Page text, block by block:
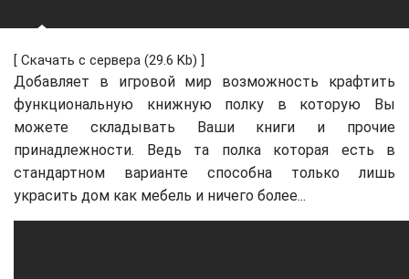
[ Скачать с сервера (29.6 Kb) ]
Добавляет в игровой мир возможность крафтить
функциональную книжную полку в которую Вы
можете складывать Ваши книги и прочие
принадлежности. Ведь та полка которая есть в
стандартном варианте способна только лишь
украсить дом как мебель и ничего более...